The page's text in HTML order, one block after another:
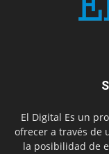
El Digital Es un
ofrecer a través de
la posibilidad de